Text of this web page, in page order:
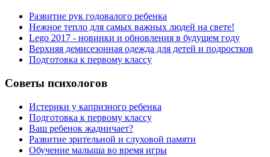
Развитие рук годовалого ребенка
Нежное тепло для самых важных людей на свете!
Lego 2017 - новинки и обновления в будущем году
Верхняя демисезонная одежда для детей и подростков
Подготовка к первому классу
Советы психологов
Истерики у капризного ребенка
Подготовка к первому классу
Ваш ребенок жадничает?
Развитие зрительной и слуховой памяти
Обучение малыша во время игры